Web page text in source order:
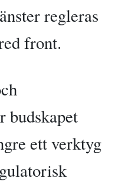
regleras
front.
budskapet
ett verktyg